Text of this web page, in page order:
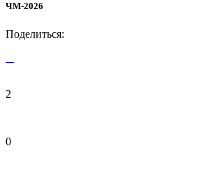
ЧМ-2026
Поделиться:
2
0